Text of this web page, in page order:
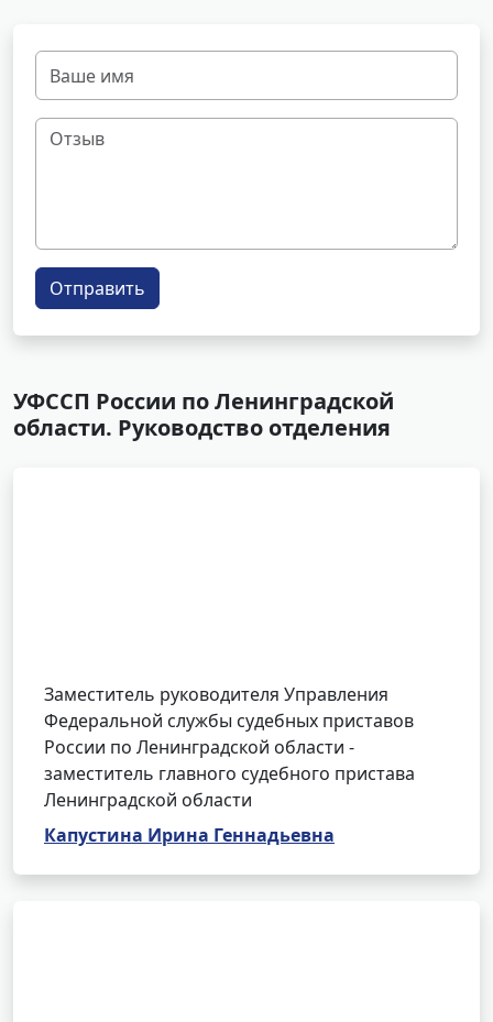
Отправить
УФССП России по Ленинградской
области. Руководство отделения
Заместитель руководителя Управления
Федеральной службы судебных приставов
России по Ленинградской области -
заместитель главного судебного пристава
Ленинградской области
Капустина Ирина Геннадьевна